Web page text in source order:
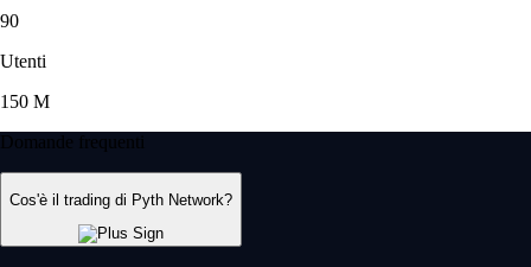
90
Utenti
150 M
Domande frequenti
Cos'è il trading di Pyth Network?